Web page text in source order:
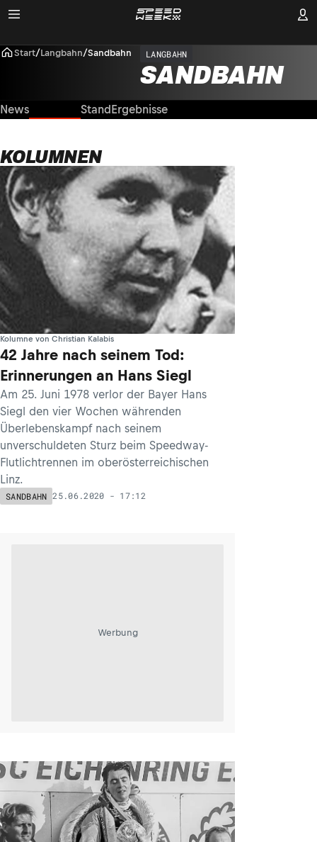
Start/Langbahn/Sandbahn LANGBAHN
SANDBAHN
News StandErgebnisse
KOLUMNEN
Kolumne von Christian Kalabis
42 Jahre nach seinem Tod:
Erinnerungen an Hans Siegl
Am 25. Juni 1978 verlor der Bayer Hans
Siegl den vier Wochen währenden
Überlebenskampf nach seinem
unverschuldeten Sturz beim Speedway-
Flutlichtrennen im oberösterreichischen
Linz.
SANDBAHN 25.06.2020 - 17:12
Werbung